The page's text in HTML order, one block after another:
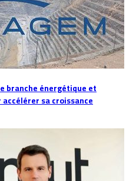
branche énergétique et
sa croissance